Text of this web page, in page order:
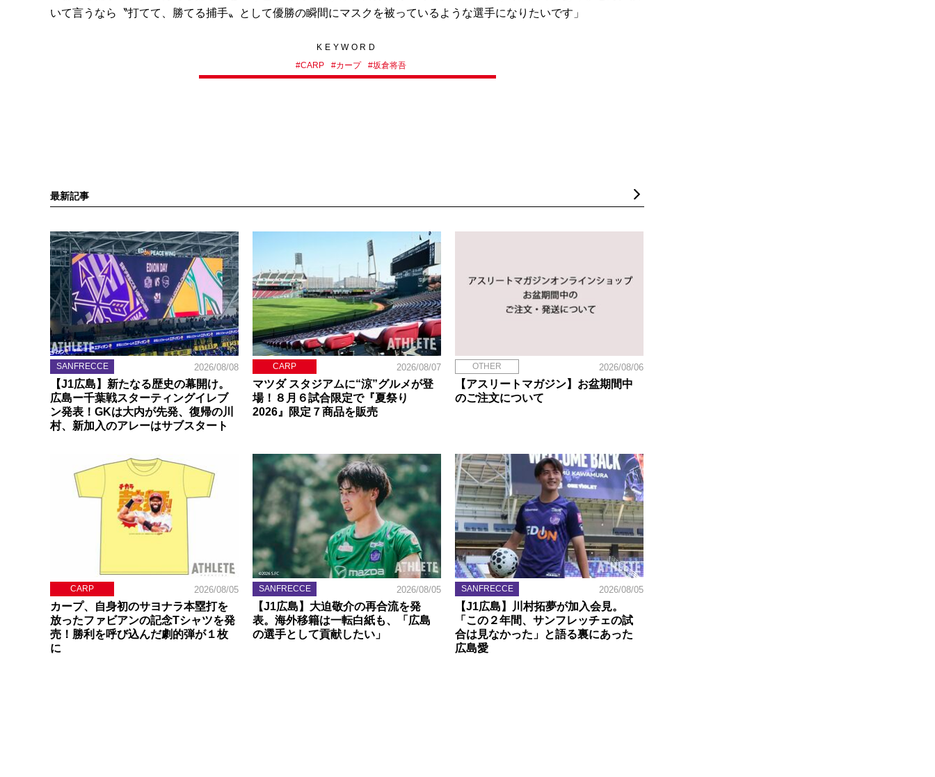
いて言うなら〝打てて、勝てる捕手〟として優勝の瞬間にマスクを被っているような選手になりたいです」
KEYWORD
#CARP #カープ #坂倉将吾
最新記事
SANFRECCE 2026/08/08
【J1広島】新たなる歴史の幕開け。
広島ー千葉戦スターティングイレブ
ン発表！GKは大内が先発、復帰の川
村、新加入のアレーはサブスタート
CARP 2026/08/07
マツダ スタジアムに“涼”グルメが登
場！８月６試合限定で『夏祭り
2026』限定７商品を販売
OTHER 2026/08/06
【アスリートマガジン】お盆期間中
のご注文について
CARP 2026/08/05
カープ、自身初のサヨナラ本塁打を
放ったファビアンの記念Tシャツを発
売！勝利を呼び込んだ劇的弾が１枚
に
SANFRECCE 2026/08/05
【J1広島】大迫敬介の再合流を発
表。海外移籍は一転白紙も、「広島
の選手として貢献したい」
SANFRECCE 2026/08/05
【J1広島】川村拓夢が加入会見。
「この２年間、サンフレッチェの試
合は見なかった」と語る裏にあった
広島愛